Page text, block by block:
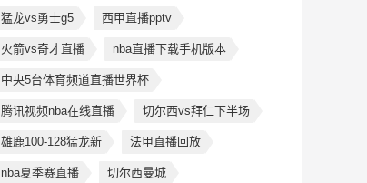
猛龙vs勇士g5 西甲直播pptv
火箭vs奇才直播 nba直播下载手机版本
中央5台体育频道直播世界杯
腾讯视频nba在线直播 切尔西vs拜仁下半场
雄鹿100-128猛龙新 法甲直播回放
nba夏季赛直播 切尔西曼城